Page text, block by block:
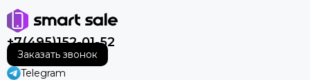
+7(495)152-01-52
Заказать звонок
Telegram